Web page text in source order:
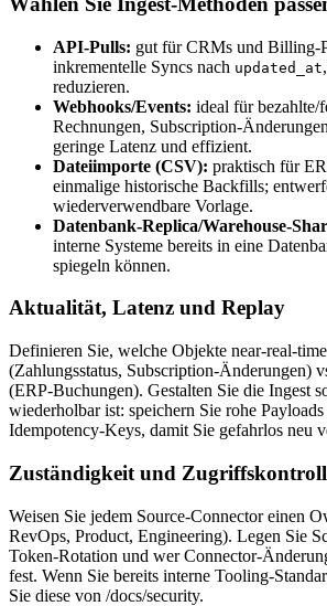
API‑Pulls: gut für CRMs und
inkrementelle Syncs nach updated_at
reduzieren.
Webhooks/Events: ideal für bezahlte/
Rechnungen,
geringe Latenz und effizient.
Dateiimporte (CSV): praktisch für
einmalige historische Backfills;
wiederverwendbare Vorlage.
Datenbank‑Replica/
interne Systeme bereits in eine
spiegeln können.
Aktualität, Latenz und Replay
Definieren Sie, welche Objekte
(Zahlungsstatus, Subscription‑Änderungen)
(ERP‑Buchungen). Gestalten Sie die Ingest
wiederholbar ist: speichern Sie rohe Payloads
Idempotency‑Keys, damit Sie gefahrlos neu
Zuständigkeit und
Weisen Sie jedem Source‑Connector einen
RevOps, Product, Engineering). Legen Sie
Token‑Rotation und wer
fest. Wenn Sie bereits interne
Sie diese von /docs/security.